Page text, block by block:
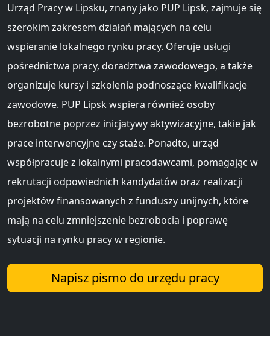
Urząd Pracy w Lipsku, znany jako PUP Lipsk, zajmuje się
szerokim zakresem działań mających na celu
wspieranie lokalnego rynku pracy. Oferuje usługi
pośrednictwa pracy, doradztwa zawodowego, a także
organizuje kursy i szkolenia podnoszące kwalifikacje
zawodowe. PUP Lipsk wspiera również osoby
bezrobotne poprzez inicjatywy aktywizacyjne, takie jak
prace interwencyjne czy staże. Ponadto, urząd
współpracuje z lokalnymi pracodawcami, pomagając w
rekrutacji odpowiednich kandydatów oraz realizacji
projektów finansowanych z funduszy unijnych, które
mają na celu zmniejszenie bezrobocia i poprawę
sytuacji na rynku pracy w regionie.
Napisz pismo do urzędu pracy